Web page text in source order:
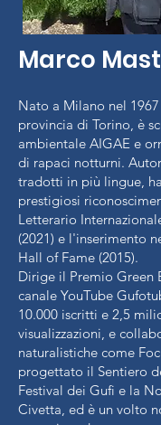
Marco
Nato a Milano nel
provincia di Torino, è
ambientale AIGAE e
di rapaci notturni.
tradotti in più lingue,
prestigiosi
Letterario
(2021) e l'inserimento
Hall of Fame (2015).
Dirige il Premio Green
canale YouTube
10.000 iscritti e 2,5
visualizzazioni, e
naturalistiche come
progettato il Sentiero
Festival dei Gufi e la
Civetta, ed è un volto